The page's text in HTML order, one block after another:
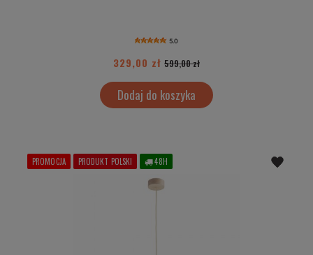
5.0
329,00 zł 599,00 zł
Dodaj do koszyka
PROMOCJA PRODUKT POLSKI 48H